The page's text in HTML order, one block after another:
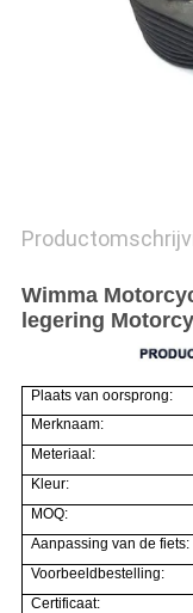
Wimma
legering
Plaats van oorsprong:
Merknaam:
Meteriaal:
Kleur:
MOQ:
Aanpassing van de fiets:
Voorbeeldbestelling:
Certificaat: